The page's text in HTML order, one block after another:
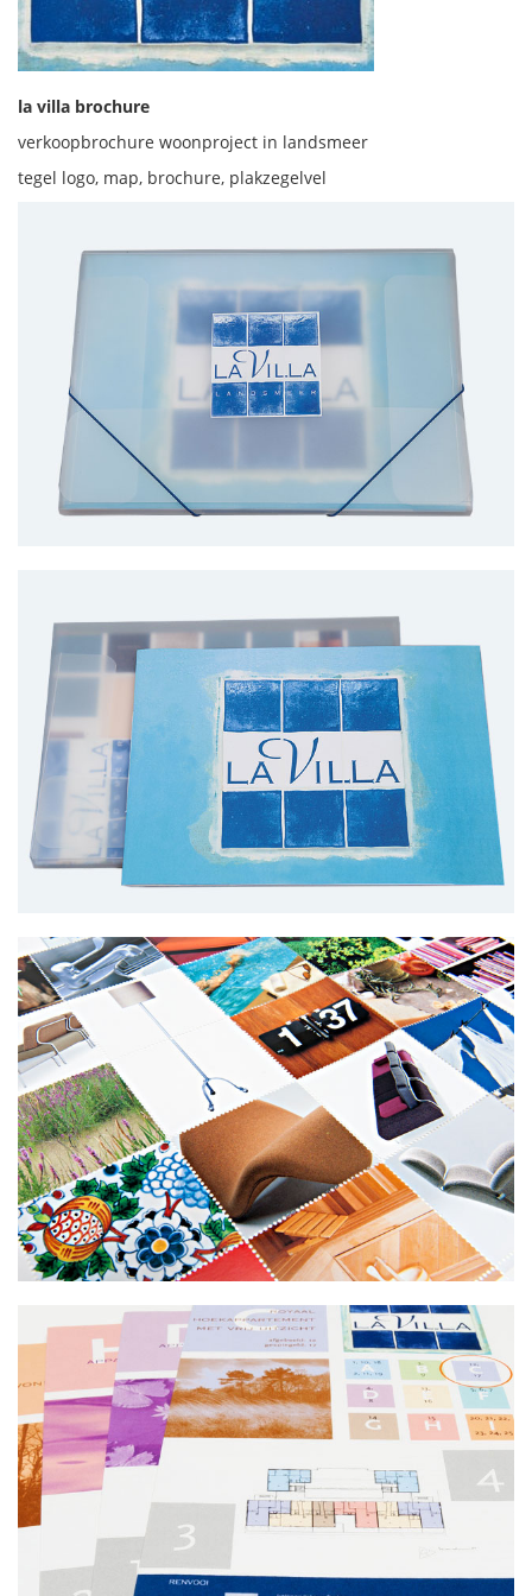
la villa brochure
verkoopbrochure woonproject in landsmeer
tegel logo, map, brochure, plakzegelvel